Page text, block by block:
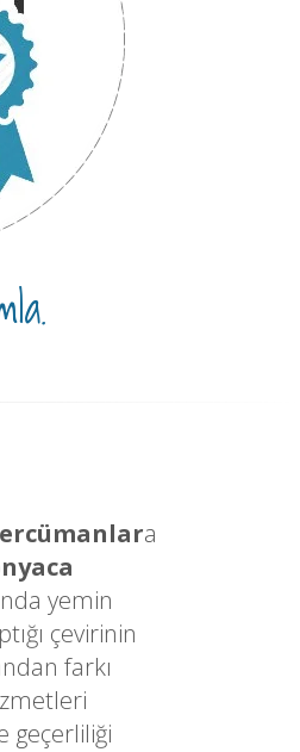
a
yemin
çevirinin
farkı
geçerliliği